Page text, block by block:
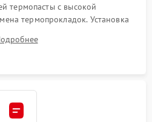
термопасты с высокой
термопрокладок. Установка
накопителей. Предварительная